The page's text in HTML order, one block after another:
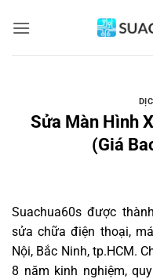
qua
Sửa Màn Hình
(Giá
Suachua60s được
sửa chữa điện thoại,
Nội, Bắc Ninh, tp.HCM.
8 năm kinh nghiệm,